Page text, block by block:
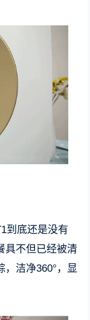
到底还是没有
具不但已经被清
，洁净360°，显